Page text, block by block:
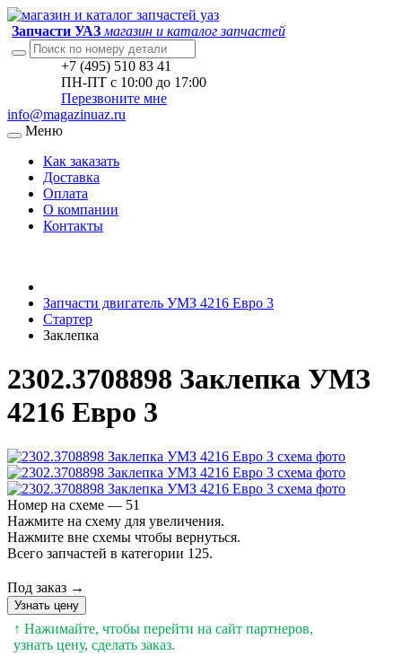
Запчасти УАЗ магазин и каталог запчастей
+7 (495) 510 83 41
ПН-ПТ с 10:00 до 17:00
Перезвоните мне
info@magazinuaz.ru
Меню
Как заказать
Доставка
Оплата
О компании
Контакты
Запчасти двигатель УМЗ 4216 Евро 3
Стартер
Заклепка
2302.3708898 Заклепка УМЗ
4216 Евро 3
Номер на схеме — 51
Нажмите на схему для увеличения.
Нажмите вне схемы чтобы вернуться.
Всего запчастей в категории 125.
Под заказ →
Узнать цену
↑ Нажимайте, чтобы перейти на сайт партнеров,
узнать цену, сделать заказ.